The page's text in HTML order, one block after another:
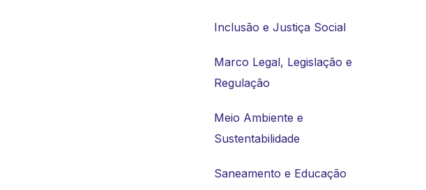
Inclusão e Justiça Social
Marco Legal, Legislação e
Regulação
Meio Ambiente e
Sustentabilidade
Saneamento e Educação